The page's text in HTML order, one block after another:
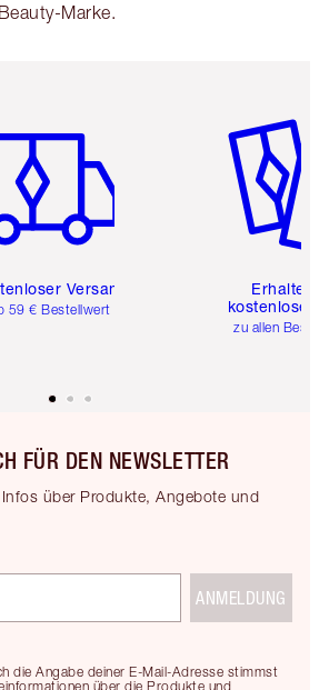
Marke.
Versand
59 € Bestellwert
Erhalte
kostenlose
zu allen
FÜR DEN NEWSLETTER
über Produkte, Angebote und
die Angabe deiner E-Mail-Adresse stimmst
über die Produkte und
ANMELDUNG